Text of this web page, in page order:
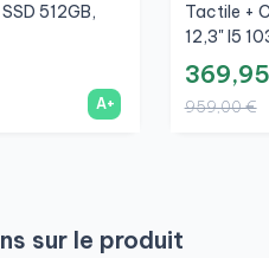
512GB,
A+
Tactile +
12,3" I5
256GB,
959,00 €
sur le produit